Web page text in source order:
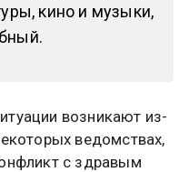
кино и музыки,
возникают из-
ведомствах,
с здравым